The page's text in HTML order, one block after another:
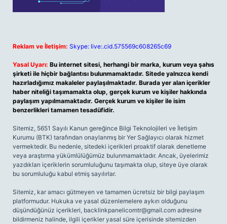
Reklam ve İletişim: Skype: live:.cid.575569c608265c69
Yasal Uyarı: Bu internet sitesi, herhangi bir marka, kurum veya şahıs
şirketi ile hiçbir bağlantısı bulunmamaktadır. Sitede yalnızca kendi
hazırladığımız makaleler paylaşılmaktadır. Burada yer alan içerikler
haber niteliği taşımamakta olup, gerçek kurum ve kişiler hakkında
paylaşım yapılmamaktadır. Gerçek kurum ve kişiler ile isim
benzerlikleri tamamen tesadüfidir.
Sitemiz, 5651 Sayılı Kanun gereğince Bilgi Teknolojileri ve İletişim
Kurumu (BTK) tarafından onaylanmış bir Yer Sağlayıcı olarak hizmet
vermektedir. Bu nedenle, sitedeki içerikleri proaktif olarak denetleme
veya araştırma yükümlülüğümüz bulunmamaktadır. Ancak, üyelerimiz
yazdıkları içeriklerin sorumluluğunu taşımakta olup, siteye üye olarak
bu sorumluluğu kabul etmiş sayılırlar.
Sitemiz, kar amacı gütmeyen ve tamamen ücretsiz bir bilgi paylaşım
platformudur. Hukuka ve yasal düzenlemelere aykırı olduğunu
düşündüğünüz içerikleri, backlinkpanelicomtr@gmail.com adresine
bildirmeniz halinde, ilgili içerikler yasal süre içerisinde sitemizden